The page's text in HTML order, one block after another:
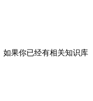
如果你已经有相关知识库